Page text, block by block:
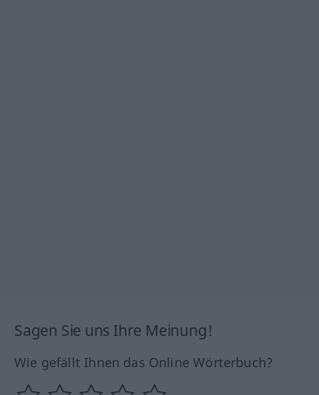
Sagen Sie uns Ihre Meinung!
Wie gefällt Ihnen das Online Wörterbuch?